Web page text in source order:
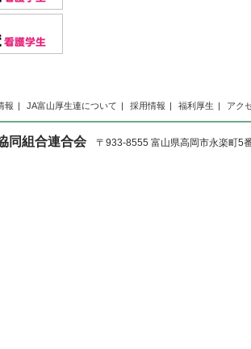
報 JA富山厚生連について 採用情報 福利厚生 アク
同組合連合会 〒933-8555 富山県高岡市永楽町5